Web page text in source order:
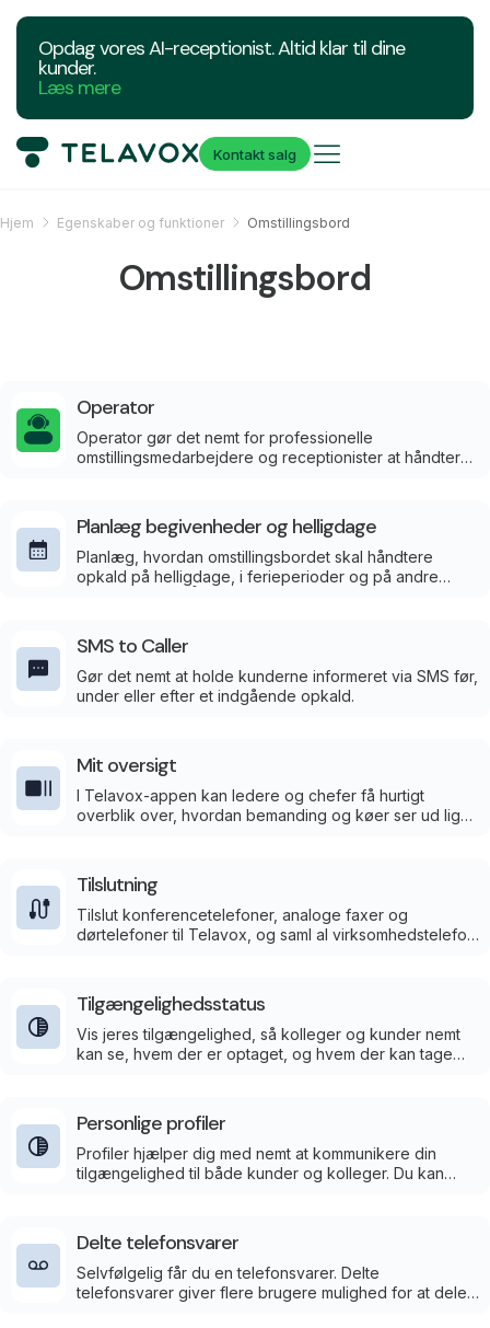
Opdag vores AI-receptionist. Altid klar til dine
kunder.
Læs mere
Kontakt salg
Hjem Egenskaber og funktioner Omstillingsbord
Omstillingsbord
Operator
Operator gør det nemt for professionelle
omstillingsmedarbejdere og receptionister at håndtere
Planlæg begivenheder og helligdage
Planlæg, hvordan omstillingsbordet skal håndtere
opkald på helligdage, i ferieperioder og på andre
SMS to Caller
Gør det nemt at holde kunderne informeret via SMS før,
under eller efter et indgående opkald.
Mit oversigt
I Telavox-appen kan ledere og chefer få hurtigt
overblik over, hvordan bemanding og køer ser ud lige
Tilslutning
Tilslut konferencetelefoner, analoge faxer og
dørtelefoner til Telavox, og saml al virksomhedstelefoni
Tilgængelighedsstatus
Vis jeres tilgængelighed, så kolleger og kunder nemt
kan se, hvem der er optaget, og hvem der kan tage
Personlige profiler
Profiler hjælper dig med nemt at kommunikere din
tilgængelighed til både kunder og kolleger. Du kan
nummer der vises. Vælg at styre i vores app,
planlægge eller forbinde med din kalender for
automatisk styring.
Delte telefonsvarer
Selvfølgelig får du en telefonsvarer. Delte
telefonsvarer giver flere brugere mulighed for at dele